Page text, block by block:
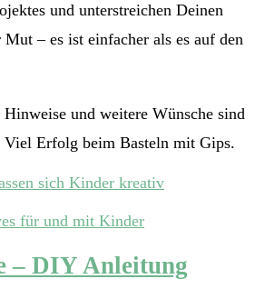
und unterstreichen Deinen
– es ist einfacher als es auf den
und weitere Wünsche sind
Erfolg beim Basteln mit Gips.
für und mit Kinder
– DIY Anleitung